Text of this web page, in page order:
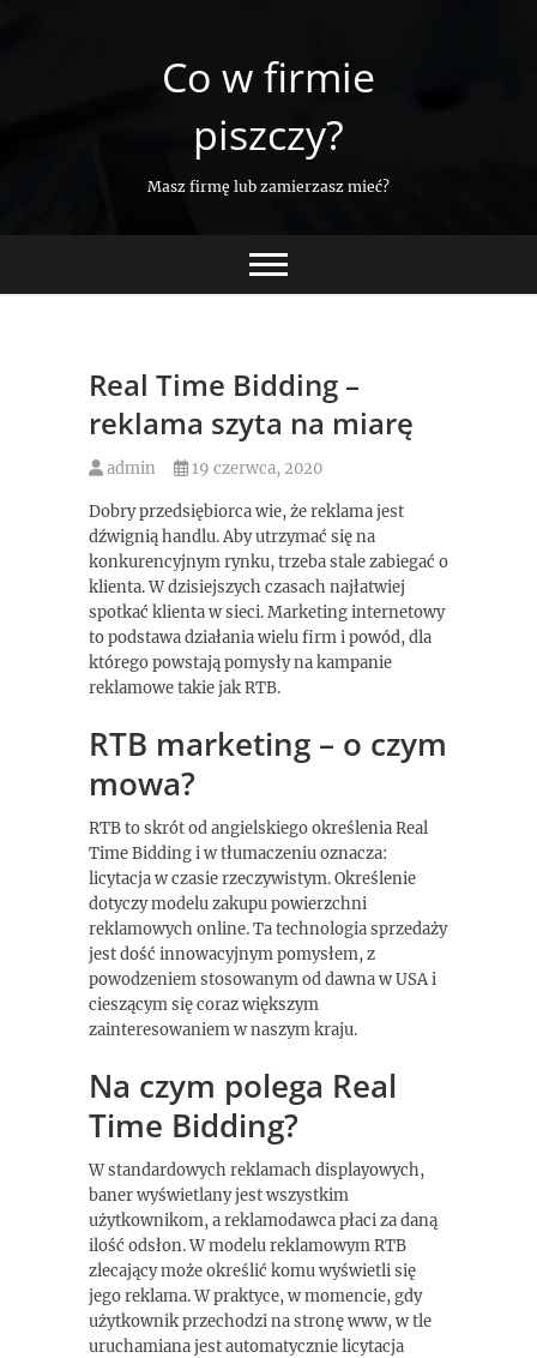
Co w firmie
piszczy?
Masz firmę lub zamierzasz mieć?
Real Time Bidding –
reklama szyta na miarę
admin 19 czerwca, 2020
Dobry przedsiębiorca wie, że reklama jest
dźwignią handlu. Aby utrzymać się na
konkurencyjnym rynku, trzeba stale zabiegać o
klienta. W dzisiejszych czasach najłatwiej
spotkać klienta w sieci. Marketing internetowy
to podstawa działania wielu firm i powód, dla
którego powstają pomysły na kampanie
reklamowe takie jak RTB.
RTB marketing – o czym
mowa?
RTB to skrót od angielskiego określenia Real
Time Bidding i w tłumaczeniu oznacza:
licytacja w czasie rzeczywistym. Określenie
dotyczy modelu zakupu powierzchni
reklamowych online. Ta technologia sprzedaży
jest dość innowacyjnym pomysłem, z
powodzeniem stosowanym od dawna w USA i
cieszącym się coraz większym
zainteresowaniem w naszym kraju.
Na czym polega Real
Time Bidding?
W standardowych reklamach displayowych,
baner wyświetlany jest wszystkim
użytkownikom, a reklamodawca płaci za daną
ilość odsłon. W modelu reklamowym RTB
zlecający może określić komu wyświetli się
jego reklama. W praktyce, w momencie, gdy
użytkownik przechodzi na stronę www, w tle
uruchamiana jest automatycznie licytacja